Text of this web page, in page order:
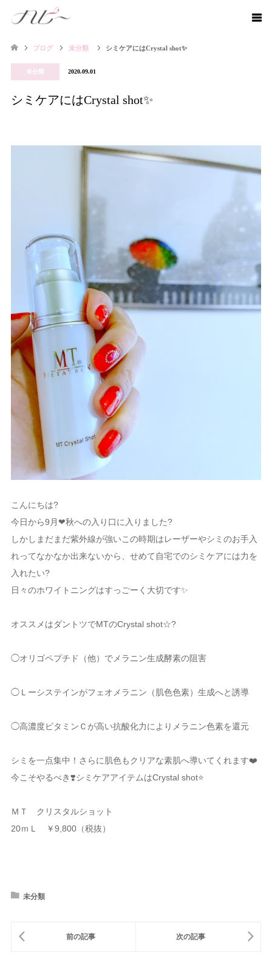
ブログ 未分類 シミケアにはCrystal shot✨
未分類 2020.09.01
シミケアにはCrystal shot✨
こんにちは?
今日から9月❤︎秋への入り口に入りました?
しかしまだまだ紫外線が強いこの時期はレーザーやシミのお手入
れってなかなか出来ないから、せめて自宅でのシミケアには力を
入れたい?
日々のホワイトニングはすっごーく大切です✨
オススメはダントツでMTのCrystal shot☆?
◯オリゴペプチド（他）でメラニン生成酵素の阻害
◯Ｌーシステインがフェオメラニン（肌色色素）生成へと誘導
◯高濃度ビタミンＣが高い抗酸化力によりメラニン色素を還元
シミを一点集中！さらに肌色もクリアな素肌へ導いてくれます❤️
今こそやるべき❣️シミケアアイテムはCrystal shot⭐️
ＭＴ クリスタルショット
20ｍＬ ￥9,800（税抜）
未分類